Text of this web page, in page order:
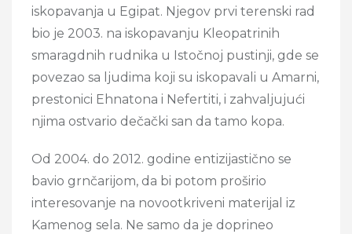
iskopavanja u Egipat. Njegov prvi terenski rad
bio je 2003. na iskopavanju Kleopatrinih
smaragdnih rudnika u Istočnoj pustinji, gde se
povezao sa ljudima koji su iskopavali u Amarni,
prestonici Ehnatona i Nefertiti, i zahvaljujući
njima ostvario dečački san da tamo kopa.
Od 2004. do 2012. godine entizijastično se
bavio grnčarijom, da bi potom proširio
interesovanje na novootkriveni materijal iz
Kamenog sela. Ne samo da je doprineo